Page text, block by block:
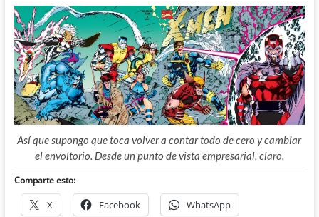
Así que supongo que toca volver a contar todo de cero y cambiar
el envoltorio. Desde un punto de vista empresarial, claro.
Comparte esto:
X Facebook WhatsApp